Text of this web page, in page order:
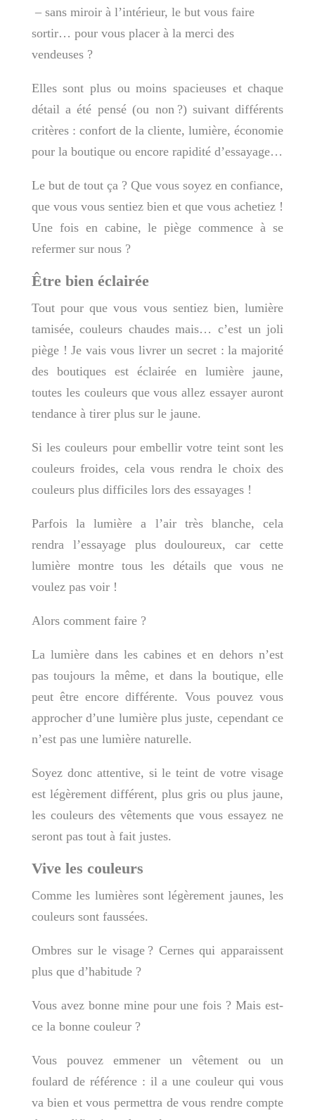
– sans miroir à l’intérieur, le but vous faire
sortir… pour vous placer à la merci des
vendeuses ?
Elles sont plus ou moins spacieuses et chaque
détail a été pensé (ou non ?) suivant différents
critères : confort de la cliente, lumière, économie
pour la boutique ou encore rapidité d’essayage…
Le but de tout ça ? Que vous soyez en confiance,
que vous vous sentiez bien et que vous achetiez !
Une fois en cabine, le piège commence à se
refermer sur nous ?
Être bien éclairée
Tout pour que vous vous sentiez bien, lumière
tamisée, couleurs chaudes mais… c’est un joli
piège ! Je vais vous livrer un secret : la majorité
des boutiques est éclairée en lumière jaune,
toutes les couleurs que vous allez essayer auront
tendance à tirer plus sur le jaune.
Si les couleurs pour embellir votre teint sont les
couleurs froides, cela vous rendra le choix des
couleurs plus difficiles lors des essayages !
Parfois la lumière a l’air très blanche, cela
rendra l’essayage plus douloureux, car cette
lumière montre tous les détails que vous ne
voulez pas voir !
Alors comment faire ?
La lumière dans les cabines et en dehors n’est
pas toujours la même, et dans la boutique, elle
peut être encore différente. Vous pouvez vous
approcher d’une lumière plus juste, cependant ce
n’est pas une lumière naturelle.
Soyez donc attentive, si le teint de votre visage
est légèrement différent, plus gris ou plus jaune,
les couleurs des vêtements que vous essayez ne
seront pas tout à fait justes.
Vive les couleurs
Comme les lumières sont légèrement jaunes, les
couleurs sont faussées.
Ombres sur le visage ? Cernes qui apparaissent
plus que d’habitude ?
Vous avez bonne mine pour une fois ? Mais est-
ce la bonne couleur ?
Vous pouvez emmener un vêtement ou un
foulard de référence : il a une couleur qui vous
va bien et vous permettra de vous rendre compte